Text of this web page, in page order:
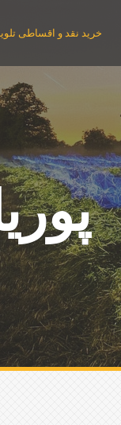
خرید نقد و اقساطی